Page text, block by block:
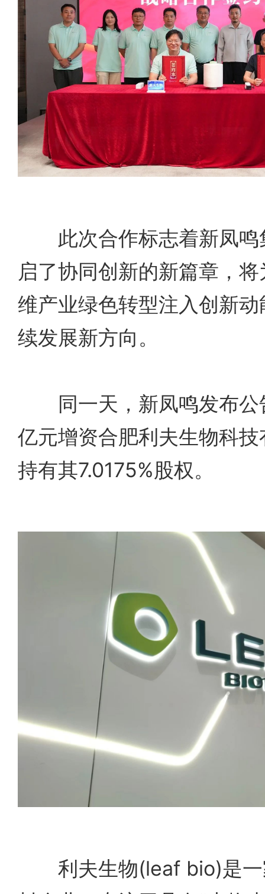
此次合作标志着新凤鸣
启了协同创新的新篇章，
维产业绿色转型注入创新
续发展新方向。
同一天，新凤鸣发布公
亿元增资合肥利夫生物科
持有其7.0175%股权。
利夫生物(leaf bio)是一